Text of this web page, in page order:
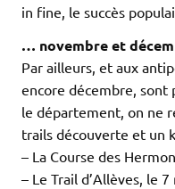
in fine, le succès
… novembre et
Par ailleurs, et aux
encore décembre, sont
le département, on ne
trails découverte et un
– La Course des
– Le Trail d’Allèves, le